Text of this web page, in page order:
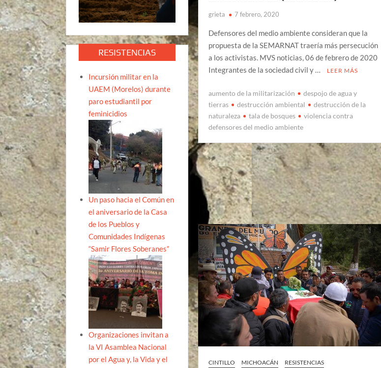
grieta 7 febrero, 2020
Defensores del medio ambiente consideran que la
propuesta de la SEMARNAT traería más persecución
a los activistas. MVS noticias, 06 de febrero de 2020
Integrantes de la sociedad civil y …
LEER MÁS
aumento de la militarización
despojo de agua y
tierras
destrucción ambiental
destrucción de la
naturaleza
tala de bosques
violencia contra
defensores del medio ambiente
CINTILLO MICHOACÁN RESISTENCIAS
RESISTENCIAS
Incursión militar en la
UAEM (Morelos) durante
paro estudiantil por
feminicidios
Un paso hacia el Común en
el aniversario de la Casa
de los Pueblos y
Comunidades Indígenas
“Samir Flores Soberanes”
Organizaciones invitan a
la VI Asamblea Nacional
por el Agua y, la Vida y el